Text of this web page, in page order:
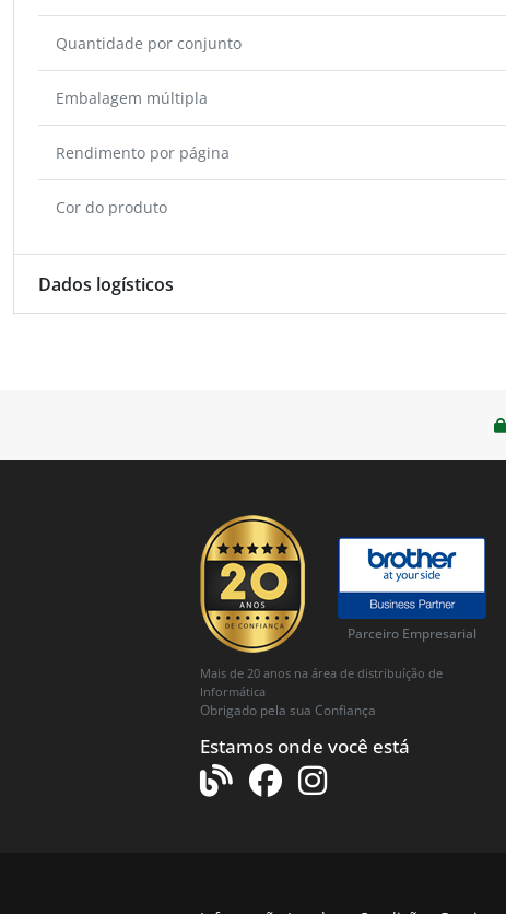
Quantidade por conjunto
Embalagem múltipla
Rendimento por página
Cor do produto
Dados logísticos
Parceiro Empresarial
Mais de 20 anos na área de distribuíção de
Informática
Obrigado pela sua Confiança
Estamos onde você está